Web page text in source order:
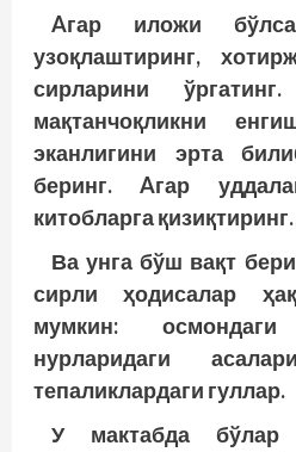
Aгар иложи
узоқлаштиринг,
сирларини
мақтанчоқликни
эканлигини эрта
беринг. Aгар
китобларга
Ва унга бўш вақт
сирли ҳодисалар
мумкин:
нурларидаги
тепаликлардаги гуллар.
У мактабда бўлар